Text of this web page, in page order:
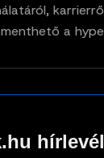
a hype
hírlevél